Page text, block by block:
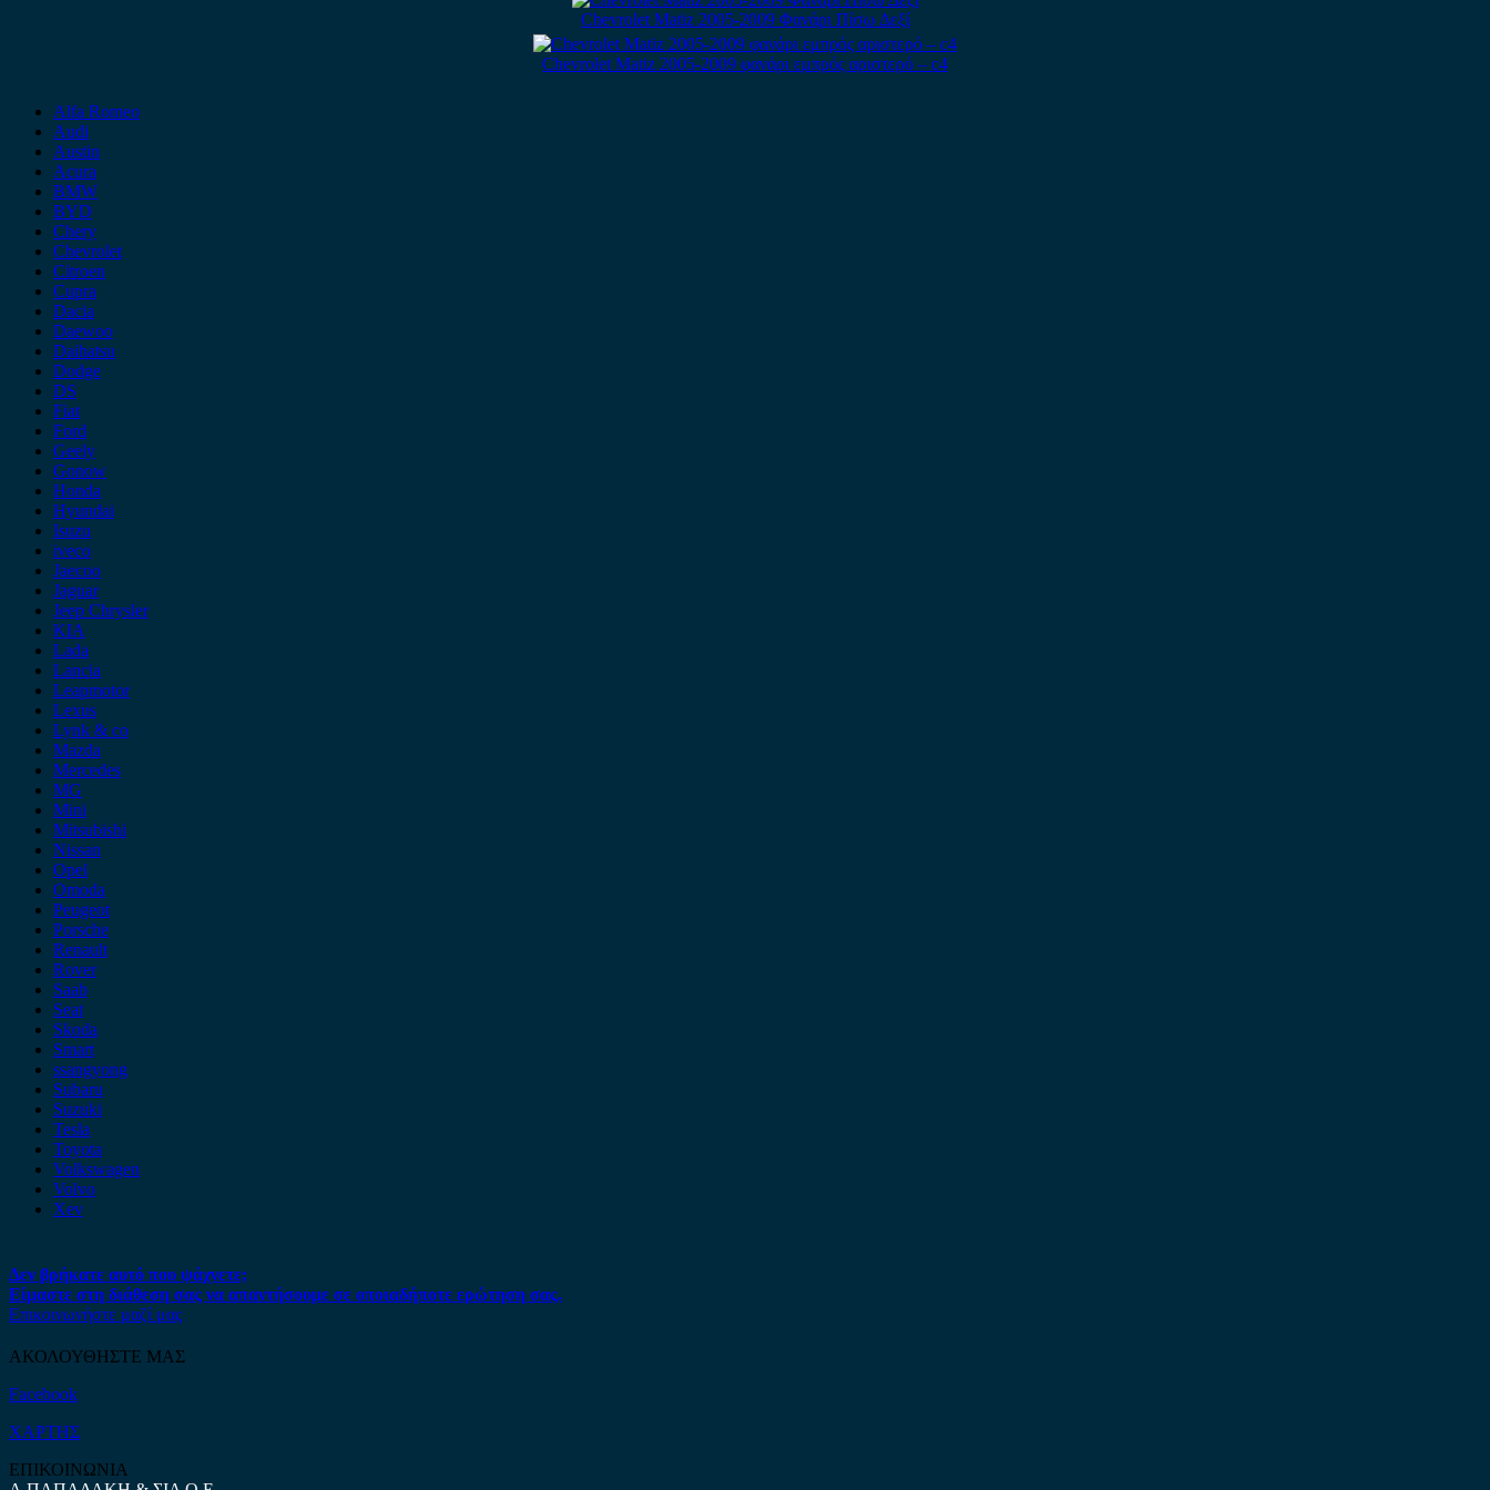
Chevrolet Matiz 2005-2009 Φανάρι Πίσω Δεξί
Chevrolet Matiz 2005-2009 φανάρι εμπρός αριστερό – c4
Alfa Romeo
Audi
Austin
Acura
BMW
BYD
Chery
Chevrolet
Citroen
Cupra
Dacia
Daewoo
Daihatsu
Dodge
DS
Fiat
Ford
Geely
Gonow
Honda
Hyundai
Isuzu
iveco
Jaecoo
Jaguar
Jeep Chrysler
KIA
Lada
Lancia
Leapmotor
Lexus
Lynk & co
Mazda
Mercedes
MG
Mini
Mitsubishi
Nissan
Opel
Omoda
Peugeot
Porsche
Renault
Rover
Saab
Seat
Skoda
Smart
ssangyong
Subaru
Suzuki
Tesla
Toyota
Volkswagen
Volvo
Xev
Δεν βρήκατε αυτό που ψάχνετε;
Είμαστε στη διάθεση σας να απαντήσουμε σε οποιαδήποτε ερώτηση σας.
Επικοινωνήστε μαζί μας
ΑΚΟΛΟΥΘΗΣΤΕ ΜΑΣ
Facebook
ΧΑΡΤΗΣ
ΕΠΙΚΟΙΝΩΝΙΑ